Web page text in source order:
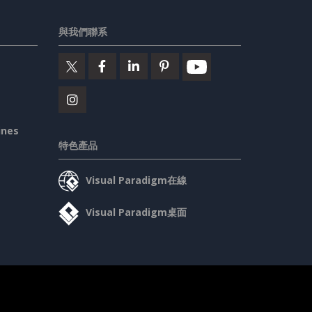
與我們聯系
特色產品
Visual Paradigm在線
Visual Paradigm桌面